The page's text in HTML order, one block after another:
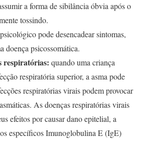
a forma de sibilância óbvia após o
tossindo.
pode desencadear sintomas,
doença psicossomática.
respiratórias: quando uma criança
respiratória superior, a asma pode
respiratórias virais podem provocar
As doenças respiratórias virais
efeitos por causar dano epitelial, a
específicos Imunoglobulina E (IgE)